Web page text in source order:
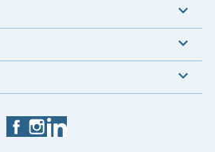
Facebook


